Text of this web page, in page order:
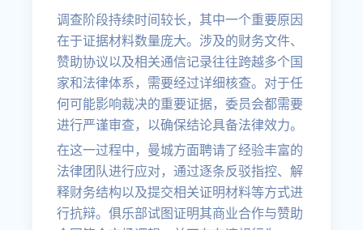
调查阶段持续时间较长，其中一个重要原因
在于证据材料数量庞大。涉及的财务文件、
赞助协议以及相关通信记录往往跨越多个国
家和法律体系，需要经过详细核查。对于任
何可能影响裁决的重要证据，委员会都需要
进行严谨审查，以确保结论具备法律效力。
在这一过程中，曼城方面聘请了经验丰富的
法律团队进行应对，通过逐条反驳指控、解
释财务结构以及提交相关证明材料等方式进
行抗辩。俱乐部试图证明其商业合作与赞助